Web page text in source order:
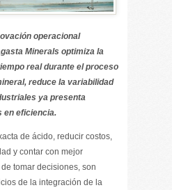
operacional
Minerals optimiza la
real durante el proceso
reduce la variabilidad
ya presenta
en eficiencia.
de ácido, reducir costos,
y contar con mejor
tomar decisiones, son
de la integración de la